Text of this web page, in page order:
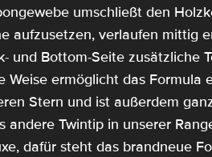
umschließt den
aufzusetzen, verlaufen mittig
und Bottom-Seite zusätzliche
Weise ermöglicht das Formula
Stern und ist außerdem
andere Twintip in unserer
dafür steht das brandneue